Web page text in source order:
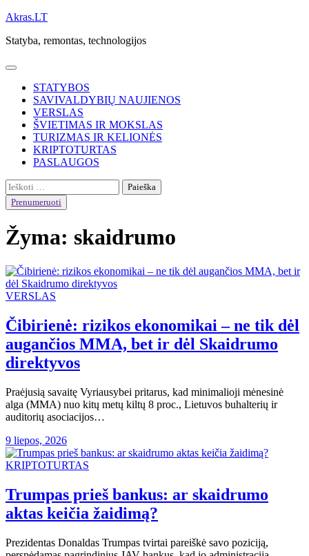
Skip
content
Akras.LT
Statyba, remontas, technologijos
STATYBOS
SAVIVALDYBIŲ NAUJIENOS
VERSLAS
ŠVIETIMAS IR MOKSLAS
TURIZMAS IR KELIONĖS
KRIPTOTURTAS
PASLAUGOS
Ieškoti:
Prenumeruoti
Žyma: skaidrumo
VERSLAS
Čibirienė: rizikos ekonomikai – ne tik dėl
augančios MMA, bet ir dėl Skaidrumo
direktyvos
Praėjusią savaitę Vyriausybei pritarus, kad minimalioji mėnesinė
alga (MMA) nuo kitų metų kiltų 8 proc., Lietuvos buhalterių ir
auditorių asociacijos…
9 liepos, 2026
KRIPTOTURTAS
Trumpas prieš bankus: ar skaidrumo
aktas keičia žaidimą?
Prezidentas Donaldas Trumpas tvirtai pareiškė savo poziciją,